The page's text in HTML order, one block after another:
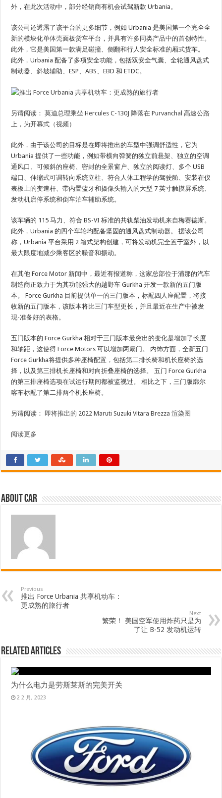
外，在此次活动中，部分经销商有机会试驾新款 Urbania。
该公司还透露了该平台的更多细节，例如 Urbania 是美国第一个完全全
新的模块化单体壳面板货车平台，并具有许多同类产品中的首创特性。
此外，它是美国第一款满足碰撞、侧翻和行人安全标准的厢式货车。
此外，Urbania 配备了多项安全功能，包括双安全气囊、全轮通风盘式
制动器、斜坡辅助、ESP、ABS、EBD 和 ETDC。
另请阅读：莫迪总理乘坐 Hercules C-130J 降落在 Purvanchal 高速公路
上，为开幕式（视频）
此外，由于该公司的目标是在即将推出的车型中强调舒适性，它为
Urbania 提供了一些功能，例如带横向弹簧的独立前悬架、独立的空调
通风口、可倾斜的座椅、密封的全景窗户、独立的阅读灯、多个 USB
端口、伸缩式可调转向系统立柱、符合人体工程学的驾驶舱、安装在仪
表板上的变速杆、带内置蓝牙和摄像头输入的大型 7 英寸触摸屏系统、
发动机启停系统和倒车泊车辅助系统。
该车辆的 115 马力、符合 BS-VI 标准的共轨柴油发动机来自梅赛德斯。
此外，Urbania 的四个车轮均配备坚固的通风盘式制动器。 据该公司
称，Urbania 平台采用 2 箱式架构创建，可将发动机完全置于室外，以
最大限度地减少乘客区的噪音和振动。
在其他 Force Motor 新闻中，最近有报道称，这家总部位于浦那的汽车
制造商正致力于为其功能强大的越野车 Gurkha 开发一款新的五门版
本。 Force Gurkha 目前提供单一的三门版本，标配四人座配置，将接
收新的五门版本，该版本将比三门车型更长，并且最近在生产中被发
现-准备好的表格。
五门版本的 Force Gurkha 相对于三门版本最突出的变化是增加了长度
和轴距，这使得 Force Motors 可以增加两扇门。 内饰方面，全新五门
Force Gurkha将提供多种座椅配置，包括第二排长椅和机长座椅的选
择，以及第三排机长座椅和对向折叠座椅的选择。 五门 Force Gurkha
的第三排座椅选项在试运行期间都被监视过。 相比之下，三门版廓尔
喀车标配了第二排两个机长座椅。
另请阅读： 即将推出的 2022 Maruti Suzuki Vitara Brezza 渲染图
阅读更多
About car
Previous
推出 Force Urbania 共享机动车：
更成熟的旅行者
Next
繁荣！ 美国空军使用炸药只是为
了让 B-52 发动机运转
Related Articles
为什么电力是劳斯莱斯的完美开关
2 2 月, 2023